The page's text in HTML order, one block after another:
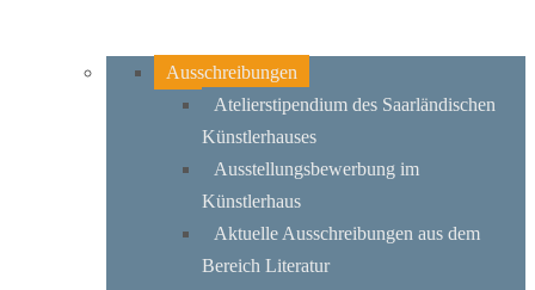
Ausschreibungen
Atelierstipendium des Saarländischen
Künstlerhauses
Ausstellungsbewerbung im
Künstlerhaus
Aktuelle Ausschreibungen aus dem
Bereich Literatur